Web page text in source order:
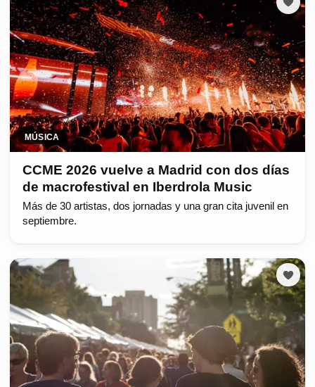
MÚSICA
CCME 2026 vuelve a Madrid con dos días
de macrofestival en Iberdrola Music
Más de 30 artistas, dos jornadas y una gran cita juvenil en
septiembre.